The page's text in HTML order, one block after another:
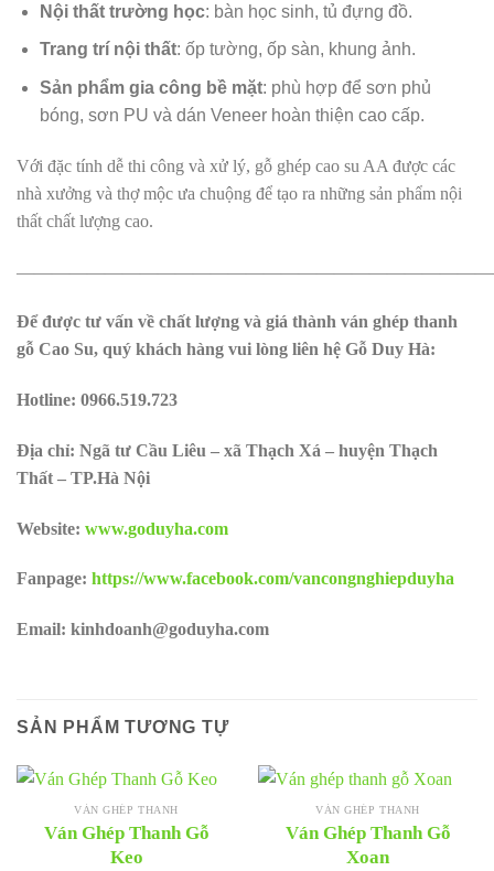
Nội thất trường học: bàn học sinh, tủ đựng đồ.
Trang trí nội thất: ốp tường, ốp sàn, khung ảnh.
Sản phẩm gia công bề mặt: phù hợp để sơn phủ
bóng, sơn PU và dán Veneer hoàn thiện cao cấp.
Với đặc tính dễ thi công và xử lý, gỗ ghép cao su AA được các
nhà xưởng và thợ mộc ưa chuộng để tạo ra những sản phẩm nội
thất chất lượng cao.
Để được tư vấn về chất lượng và giá thành ván ghép thanh
gỗ Cao Su, quý khách hàng vui lòng liên hệ Gỗ Duy Hà:
Hotline: 0966.519.723
Địa chỉ: Ngã tư Cầu Liêu – xã Thạch Xá – huyện Thạch
Thất – TP.Hà Nội
Website: www.goduyha.com
Fanpage: https://www.facebook.com/vancongnghiepduyha
Email: kinhdoanh@goduyha.com
SẢN PHẨM TƯƠNG TỰ
VÁN GHÉP THANH
Ván Ghép Thanh Gỗ
Keo
VÁN GHÉP THANH
Ván Ghép Thanh Gỗ
Xoan